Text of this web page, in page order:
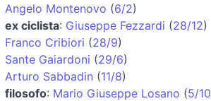
Angelo Montenovo (6/2)
ex ciclista: Giuseppe Fezzardi (28/12)
Franco Cribiori (28/9)
Sante Gaiardoni (29/6)
Arturo Sabbadin (11/8)
filosofo: Mario Giuseppe Losano (5/10